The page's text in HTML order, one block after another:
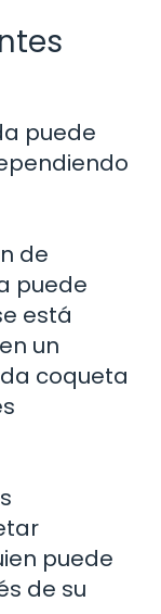
puede
de
puede
está
un
coqueta
puede
de su